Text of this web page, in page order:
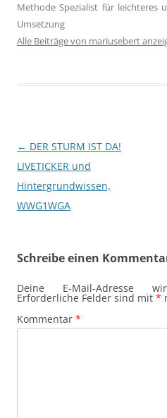
Methode Spezialist für leichteres
Umsetzung
Alle Beiträge von mariusebert
Beitragsnavigation
← DER STURM IST DA!
LIVETICKER und
Hintergrundwissen,
WWG1WGA
Schreibe einen
Deine E-Mail-Adresse
Erforderliche Felder sind mit *
Kommentar *